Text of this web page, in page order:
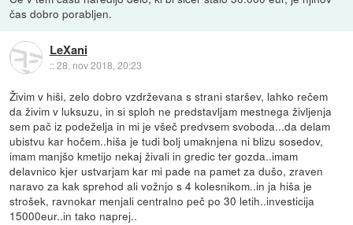
čas dobro porabljen.
LeXani
::28. nov 2018, 20:23
Živim v hiši, zelo dobro vzdrževana s strani staršev, lahko rečem
da živim v luksuzu, in si sploh ne predstavljam mestnega življenja
sem pač iz podeželja in mi je všeč predvsem svoboda...da delam
ubistvu kar hočem..hiša je tudi bolj umaknjena ni blizu sosedov,
imam manjšo kmetijo nekaj živali in gredic ter gozda..imam
delavnico kjer ustvarjam kar mi pade na pamet za dušo, zraven
naravo za kak sprehod ali vožnjo s 4 kolesnikom..in ja hiša je
strošek, ravnokar menjali centralno peč po 30 letih..investicija
15000eur..in tako naprej..